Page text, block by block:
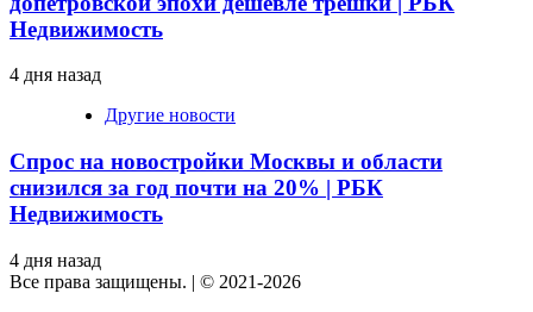
Недвижимость
4 дня назад
Другие новости
Спрос на новостройки Москвы и области
снизился за год почти на 20% | РБК
Недвижимость
4 дня назад
Все права защищены. | © 2021-2026